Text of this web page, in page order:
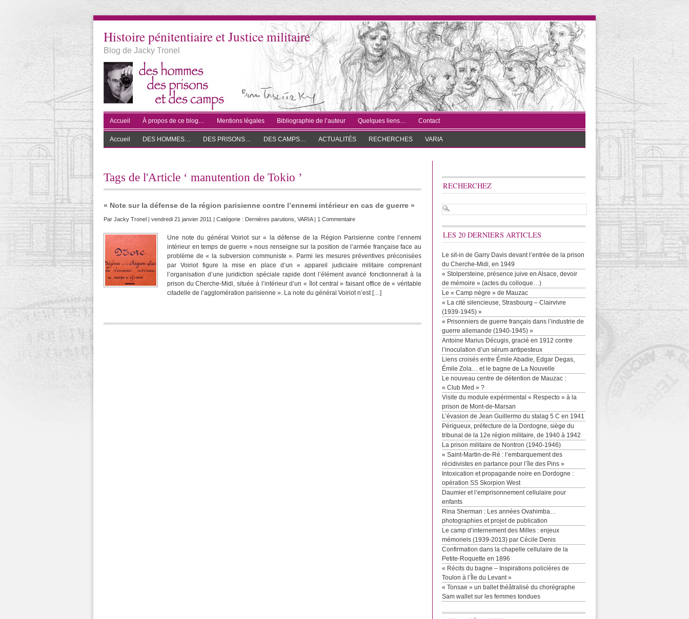
Histoire pénitentiaire et Justice militaire
Blog de Jacky Tronel
Accueil À propos de ce blog… Mentions légales Bibliographie de l’auteur Quelques liens… Contact
Accueil DES HOMMES… DES PRISONS… DES CAMPS… ACTUALITÉS RECHERCHES VARIA
Tags de l'Article ‘ manutention de Tokio ’
« Note sur la défense de la région parisienne contre l’ennemi intérieur en cas de guerre »
Par Jacky Tronel | vendredi 21 janvier 2011 | Catégorie : Dernières parutions VARIA| 1 Commentaire
Une note du général Voiriot sur « la défense de la Région Parisienne contre l’ennemi
intérieur en temps de guerre » nous renseigne sur la position de l’armée française face au
problème de « la subversion communiste ». Parmi les mesures préventives préconisées
par Voiriot figure la mise en place d’un « appareil judiciaire militaire comprenant
l’organisation d’une juridiction spéciale rapide dont l’élément avancé fonctionnerait à la
prison du Cherche-Midi, située à l’intérieur d’un « îlot central » faisant office de « véritable
citadelle de l’agglomération parisienne ». La note du général Voiriot n’est […]
RECHERCHEZ
LES 20 DERNIERS ARTICLES
Le sit-in de Garry Davis devant l’entrée de la prison
du Cherche-Midi, en 1949
« Stolpersteine, présence juive en Alsace, devoir
de mémoire » (actes du colloque…)
Le « Camp nègre » de Mauzac
« La cité silencieuse, Strasbourg – Clairvivre
(1939-1945) »
« Prisonniers de guerre français dans l’industrie de
guerre allemande (1940-1945) »
Antoine Marius Décugis, gracié en 1912 contre
l’inoculation d’un sérum antipesteux
Liens croisés entre Émile Abadie, Edgar Degas,
Émile Zola… et le bagne de La Nouvelle
Le nouveau centre de détention de Mauzac :
« Club Med » ?
Visite du module expérimental « Respecto » à la
prison de Mont-de-Marsan
L’évasion de Jean Guillermo du stalag 5 C en 1941
Périgueux, préfecture de la Dordogne, siège du
tribunal de la 12e région militaire, de 1940 à 1942
La prison militaire de Nontron (1940-1946)
« Saint-Martin-de-Ré : l’embarquement des
récidivistes en partance pour l’île des Pins »
Intoxication et propagande noire en Dordogne :
opération SS Skorpion West
Daumier et l’emprisonnement cellulaire pour
enfants
Rina Sherman : Les années Ovahimba…
photographies et projet de publication
Le camp d’internement des Milles : enjeux
mémoriels (1939-2013) par Cécile Denis
Confirmation dans la chapelle cellulaire de la
Petite-Roquette en 1896
« Récits du bagne – Inspirations policières de
Toulon à l’Île du Levant »
« Tonsae » un ballet théâtralisé du chorégraphe
Sam wallet sur les femmes tondues